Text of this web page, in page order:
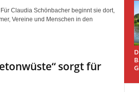
Claudia Schönbacher beginnt sie dort,
Vereine und Menschen in den
sorgt für